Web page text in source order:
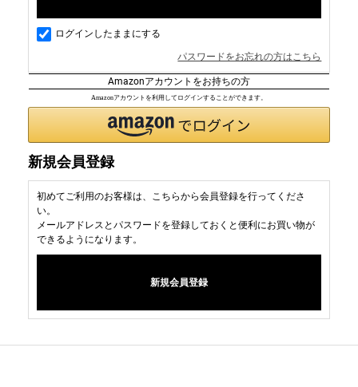
ログインしたままにする
パスワードをお忘れの方はこちら
Amazonアカウントをお持ちの方
Amazonアカウントを利用してログインすることができます。
新規会員登録
初めてご利用のお客様は、こちらから会員登録を行ってくださ
い。
メールアドレスとパスワードを登録しておくと便利にお買い物が
できるようになります。